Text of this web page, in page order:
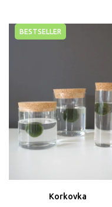
BESTSELLER
Korkovka